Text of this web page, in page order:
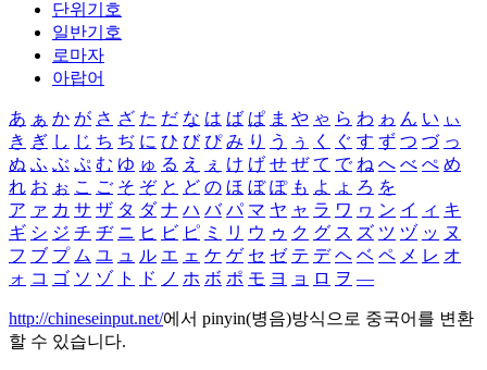
단위기호
일반기호
로마자
아랍어
あ ぁ か が さ ざ た だ な は ば ぱ ま や ゃ ら わ ゎ ん い ぃ
き ぎ し じ ち ぢ に ひ び ぴ み り う ぅ く ぐ す ず つ づ っ
ぬ ふ ぶ ぷ む ゆ ゅ る え ぇ け げ せ ぜ て で ね へ べ ぺ め
れ お ぉ こ ご そ ぞ と ど の ほ ぼ ぽ も よ ょ ろ を
ア ァ カ サ ザ タ ダ ナ ハ バ パ マ ヤ ャ ラ ワ ヮ ン イ ィ キ
ギ シ ジ チ ヂ ニ ヒ ビ ピ ミ リ ウ ゥ ク グ ス ズ ツ ヅ ッ ヌ
フ ブ プ ム ユ ュ ル エ ェ ケ ゲ セ ゼ テ デ ヘ ベ ペ メ レ オ
ォ コ ゴ ソ ゾ ト ド ノ ホ ボ ポ モ ヨ ョ ロ ヲ ―
http://chineseinput.net/에서 pinyin(병음)방식으로 중국어를 변환
할 수 있습니다.